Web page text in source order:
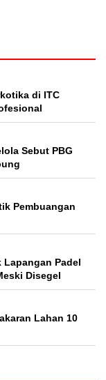
di ITC
Sebut PBG
Pembuangan
Padel
Disegel
Lahan 10